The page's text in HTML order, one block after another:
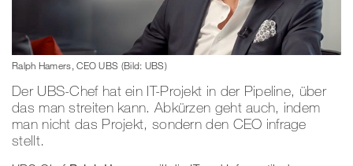
Ralph Hamers, CEO UBS (Bild: UBS)
Der UBS-Chef hat ein IT-Projekt in der Pipeline, über
das man streiten kann. Abkürzen geht auch, indem
man nicht das Projekt, sondern den CEO infrage
stellt.